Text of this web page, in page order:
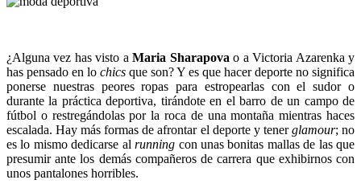
¿Alguna vez has visto aMaria Sharapova o a Victoria Azarenka y
has pensado en lo chics que son? Y es que hacer deporte no significa
ponerse nuestras peores ropas para estropearlas con el sudor o
durante la práctica deportiva, tirándote en el barro de un campo de
fútbol o restregándolas por la roca de una montaña mientras haces
escalada. Hay más formas de afrontar el deporte y tenerglamour; no
es lo mismo dedicarse alrunning con unas bonitas mallas de las que
presumir ante los demás compañeros de carrera que exhibirnos con
unos pantalones horribles.